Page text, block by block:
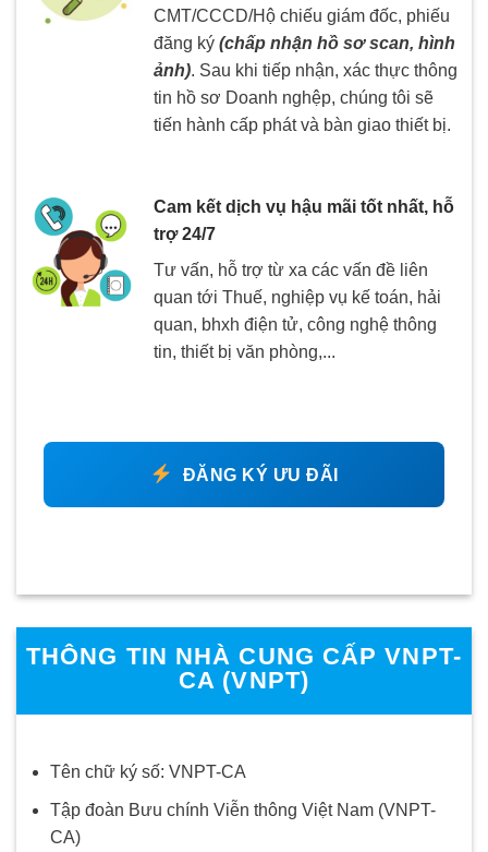
CMT/CCCD/Hộ chiếu giám đốc, phiếu
đăng ký (chấp nhận hồ sơ scan, hình
ảnh). Sau khi tiếp nhận, xác thực thông
tin hồ sơ Doanh nghệp, chúng tôi sẽ
tiến hành cấp phát và bàn giao thiết bị.
Cam kết dịch vụ hậu mãi tốt nhất, hỗ
trợ 24/7
Tư vấn, hỗ trợ từ xa các vấn đề liên
quan tới Thuế, nghiệp vụ kế toán, hải
quan, bhxh điện tử, công nghệ thông
tin, thiết bị văn phòng,...
ĐĂNG KÝ ƯU ĐÃI
THÔNG TIN NHÀ CUNG CẤP VNPT-
CA (VNPT)
Tên chữ ký số: VNPT-CA
Tập đoàn Bưu chính Viễn thông Việt Nam (VNPT-
CA)